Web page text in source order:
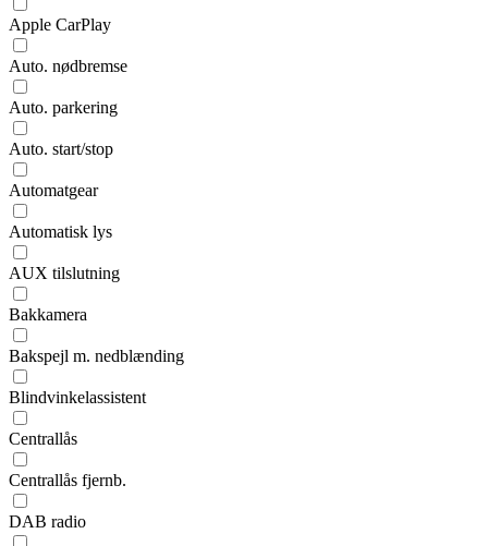
Apple CarPlay
Auto. nødbremse
Auto. parkering
Auto. start/stop
Automatgear
Automatisk lys
AUX tilslutning
Bakkamera
Bakspejl m. nedblænding
Blindvinkelassistent
Centrallås
Centrallås fjernb.
DAB radio